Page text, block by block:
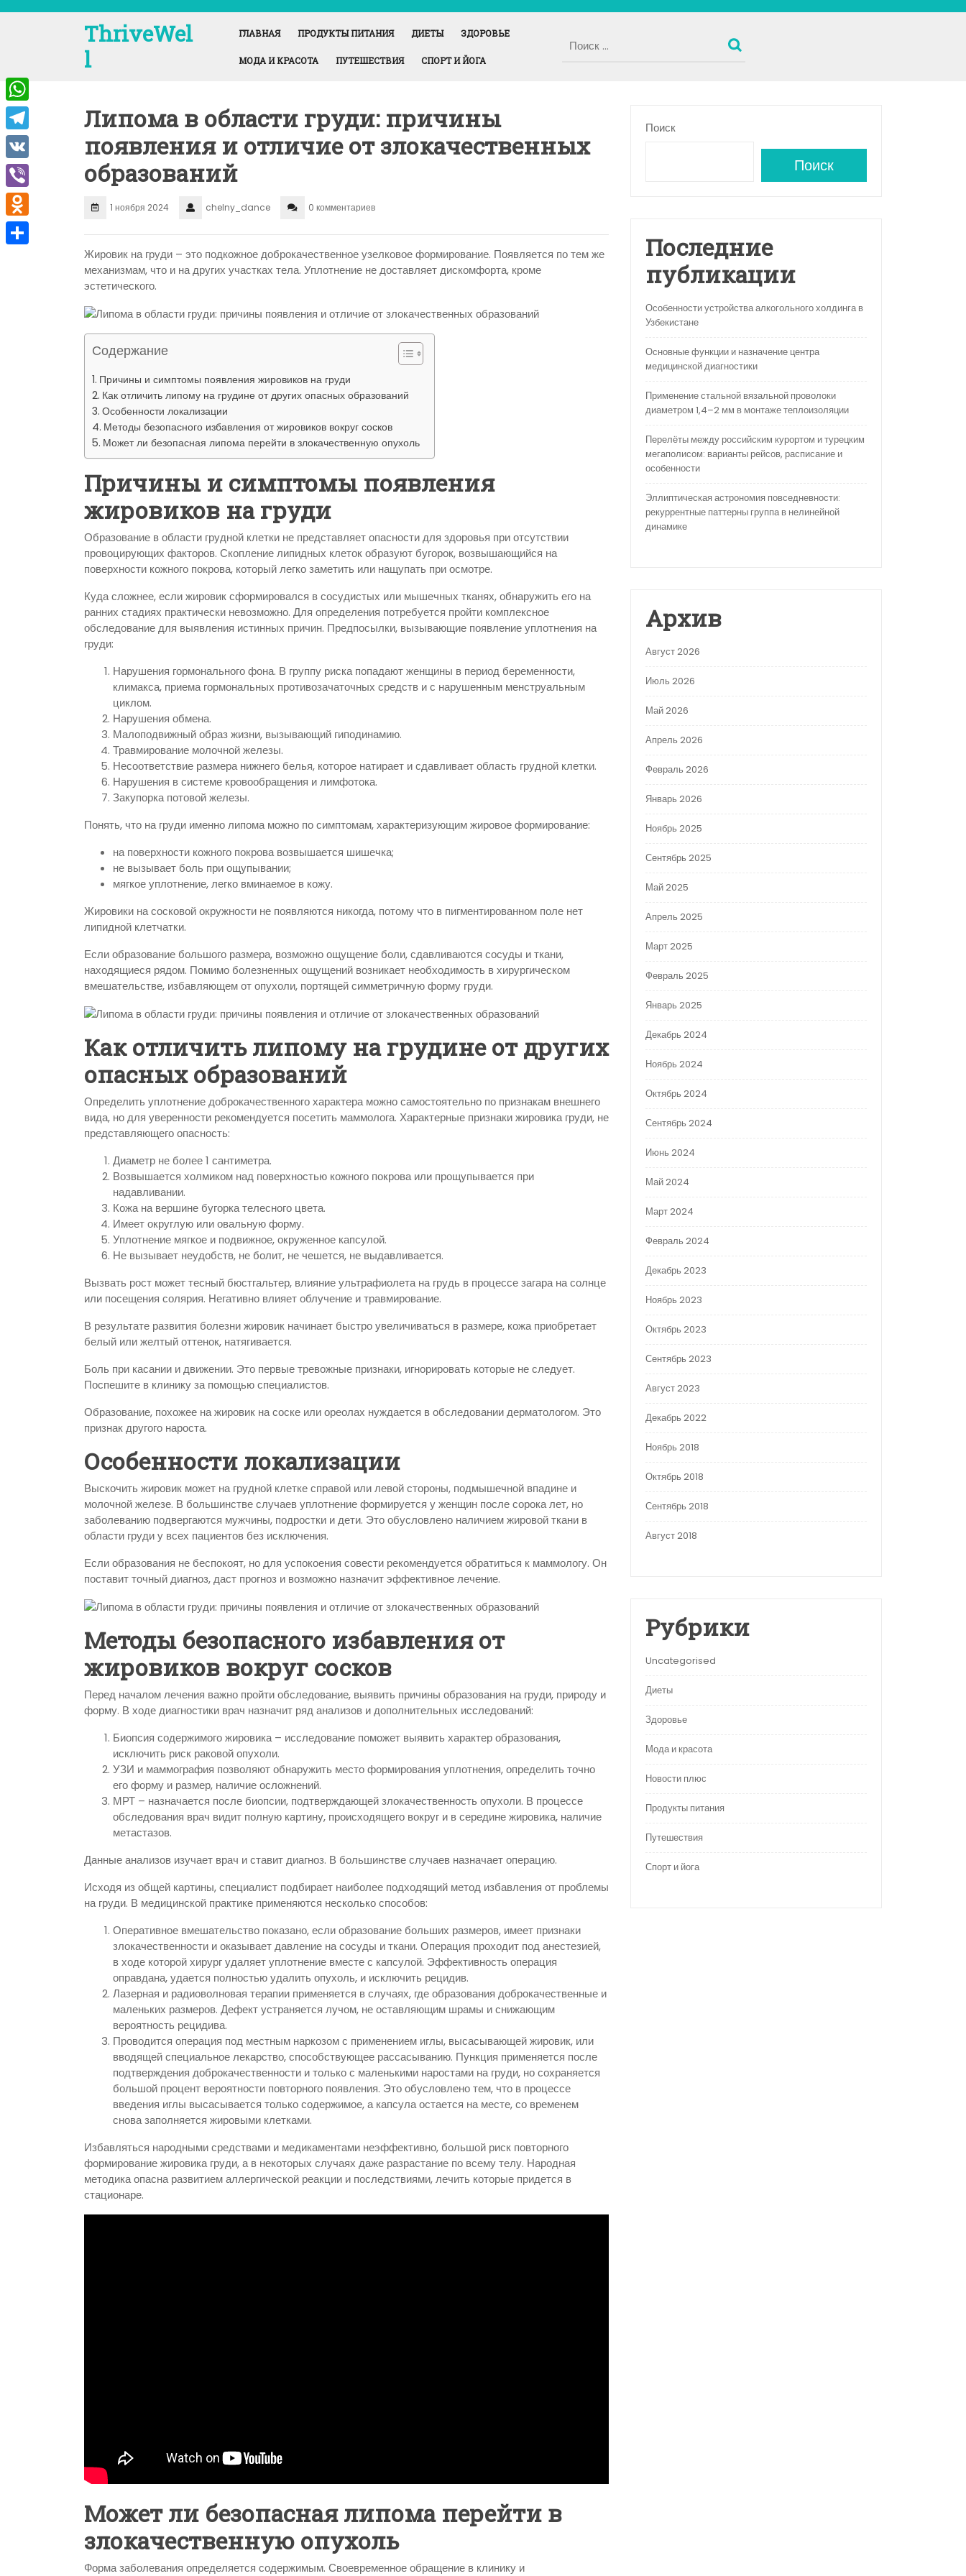
ThriveWel
l
ГЛАВНАЯ ПРОДУКТЫ ПИТАНИЯ ДИЕТЫ ЗДОРОВЬЕ
МОДА И КРАСОТА ПУТЕШЕСТВИЯ СПОРТ И ЙОГА
Липома в области груди: причины
появления и отличие от злокачественных
образований
1 ноября 2024 chelny_dance 0 комментариев
Жировик на груди – это подкожное доброкачественное узелковое формирование. Появляется по тем же
механизмам, что и на других участках тела. Уплотнение не доставляет дискомфорта, кроме
эстетического.
Содержание
Причины и симптомы появления жировиков на груди
Как отличить липому на грудине от других опасных образований
Особенности локализации
Методы безопасного избавления от жировиков вокруг сосков
Может ли безопасная липома перейти в злокачественную опухоль
Причины и симптомы появления
жировиков на груди
Образование в области грудной клетки не представляет опасности для здоровья при отсутствии
провоцирующих факторов. Скопление липидных клеток образуют бугорок, возвышающийся на
поверхности кожного покрова, который легко заметить или нащупать при осмотре.
Куда сложнее, если жировик сформировался в сосудистых или мышечных тканях, обнаружить его на
ранних стадиях практически невозможно. Для определения потребуется пройти комплексное
обследование для выявления истинных причин. Предпосылки, вызывающие появление уплотнения на
груди:
Нарушения гормонального фона. В группу риска попадают женщины в период беременности,
климакса, приема гормональных противозачаточных средств и с нарушенным менструальным
циклом.
Нарушения обмена.
Малоподвижный образ жизни, вызывающий гиподинамию.
Травмирование молочной железы.
Несоответствие размера нижнего белья, которое натирает и сдавливает область грудной клетки.
Нарушения в системе кровообращения и лимфотока.
Закупорка потовой железы.
Понять, что на груди именно липома можно по симптомам, характеризующим жировое формирование:
на поверхности кожного покрова возвышается шишечка;
не вызывает боль при ощупывании;
мягкое уплотнение, легко вминаемое в кожу.
Жировики на сосковой окружности не появляются никогда, потому что в пигментированном поле нет
липидной клетчатки.
Если образование большого размера, возможно ощущение боли, сдавливаются сосуды и ткани,
находящиеся рядом. Помимо болезненных ощущений возникает необходимость в хирургическом
вмешательстве, избавляющем от опухоли, портящей симметричную форму груди.
Как отличить липому на грудине от других
опасных образований
Определить уплотнение доброкачественного характера можно самостоятельно по признакам внешнего
вида, но для уверенности рекомендуется посетить маммолога. Характерные признаки жировика груди, не
представляющего опасность:
Диаметр не более 1 сантиметра.
Возвышается холмиком над поверхностью кожного покрова или прощупывается при
надавливании.
Кожа на вершине бугорка телесного цвета.
Имеет округлую или овальную форму.
Уплотнение мягкое и подвижное, окруженное капсулой.
Не вызывает неудобств, не болит, не чешется, не выдавливается.
Вызвать рост может тесный бюстгальтер, влияние ультрафиолета на грудь в процессе загара на солнце
или посещения солярия. Негативно влияет облучение и травмирование.
В результате развития болезни жировик начинает быстро увеличиваться в размере, кожа приобретает
белый или желтый оттенок, натягивается.
Боль при касании и движении. Это первые тревожные признаки, игнорировать которые не следует.
Поспешите в клинику за помощью специалистов.
Образование, похожее на жировик на соске или ореолах нуждается в обследовании дерматологом. Это
признак другого нароста.
Особенности локализации
Выскочить жировик может на грудной клетке справой или левой стороны, подмышечной впадине и
молочной железе. В большинстве случаев уплотнение формируется у женщин после сорока лет, но
заболеванию подвергаются мужчины, подростки и дети. Это обусловлено наличием жировой ткани в
области груди у всех пациентов без исключения.
Если образования не беспокоят, но для успокоения совести рекомендуется обратиться к маммологу. Он
поставит точный диагноз, даст прогноз и возможно назначит эффективное лечение.
Методы безопасного избавления от
жировиков вокруг сосков
Перед началом лечения важно пройти обследование, выявить причины образования на груди, природу и
форму. В ходе диагностики врач назначит ряд анализов и дополнительных исследований:
Биопсия содержимого жировика – исследование поможет выявить характер образования,
исключить риск раковой опухоли.
УЗИ и маммография позволяют обнаружить место формирования уплотнения, определить точно
его форму и размер, наличие осложнений.
МРТ – назначается после биопсии, подтверждающей злокачественность опухоли. В процессе
обследования врач видит полную картину, происходящего вокруг и в середине жировика, наличие
метастазов.
Данные анализов изучает врач и ставит диагноз. В большинстве случаев назначает операцию.
Исходя из общей картины, специалист подбирает наиболее подходящий метод избавления от проблемы
на груди. В медицинской практике применяются несколько способов:
Оперативное вмешательство показано, если образование больших размеров, имеет признаки
злокачественности и оказывает давление на сосуды и ткани. Операция проходит под анестезией,
в ходе которой хирург удаляет уплотнение вместе с капсулой. Эффективность операция
оправдана, удается полностью удалить опухоль, и исключить рецидив.
Лазерная и радиоволновая терапии применяется в случаях, где образования доброкачественные и
маленьких размеров. Дефект устраняется лучом, не оставляющим шрамы и снижающим
вероятность рецидива.
Проводится операция под местным наркозом с применением иглы, высасывающей жировик, или
вводящей специальное лекарство, способствующее рассасыванию. Пункция применяется после
подтверждения доброкачественности и только с маленькими наростами на груди, но сохраняется
большой процент вероятности повторного появления. Это обусловлено тем, что в процессе
введения иглы высасывается только содержимое, а капсула остается на месте, со временем
снова заполняется жировыми клетками.
Избавляться народными средствами и медикаментами неэффективно, большой риск повторного
формирование жировика груди, а в некоторых случаях даже разрастание по всему телу. Народная
методика опасна развитием аллергической реакции и последствиями, лечить которые придется в
стационаре.
Может ли безопасная липома перейти в
злокачественную опухоль
Форма заболевания определяется содержимым. Своевременное обращение в клинику и
Поиск
Поиск
Последние
публикации
Особенности устройства алкогольного холдинга в
Узбекистане
Основные функции и назначение центра
медицинской диагностики
Применение стальной вязальной проволоки
диаметром 1,4–2 мм в монтаже теплоизоляции
Перелёты между российским курортом и турецким
мегаполисом: варианты рейсов, расписание и
особенности
Эллиптическая астрономия повседневности:
рекуррентные паттерны группа в нелинейной
динамике
Архив
Август 2026
Июль 2026
Май 2026
Апрель 2026
Февраль 2026
Январь 2026
Ноябрь 2025
Сентябрь 2025
Май 2025
Апрель 2025
Март 2025
Февраль 2025
Январь 2025
Декабрь 2024
Ноябрь 2024
Октябрь 2024
Сентябрь 2024
Июнь 2024
Май 2024
Март 2024
Февраль 2024
Декабрь 2023
Ноябрь 2023
Октябрь 2023
Сентябрь 2023
Август 2023
Декабрь 2022
Ноябрь 2018
Октябрь 2018
Сентябрь 2018
Август 2018
Рубрики
Uncategorised
Диеты
Здоровье
Мода и красота
Новости плюс
Продукты питания
Путешествия
Спорт и йога
W
h
a
A
T
e
l
e
g
V
K
V
i
b
O